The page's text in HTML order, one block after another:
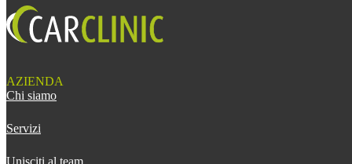
AZIENDA
Chi siamo
Servizi
Unisciti al team